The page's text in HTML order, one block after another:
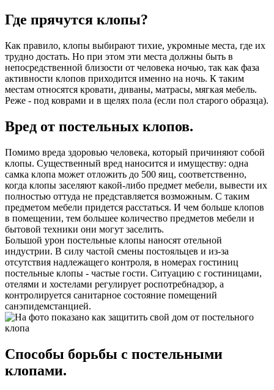
Где прячутся клопы?
Как правило, клопы выбирают тихие, укромные места, где их
трудно достать. Но при этом эти места должны быть в
непосредственной близости от человека ночью, так как фаза
активности клопов приходится именно на ночь. К таким
местам относятся кровати, диваны, матрасы, мягкая мебель.
Реже - под коврами и в щелях пола (если пол старого образца).
Вред от постельных клопов.
Помимо вреда здоровью человека, который причиняют собой
клопы. Существенный вред наносится и имуществу: одна
самка клопа может отложить до 500 яиц, соответственно,
когда клопы заселяют какой-либо предмет мебели, вывести их
полностью оттуда не представляется возможным. С таким
предметом мебели придется расстаться. И чем больше клопов
в помещении, тем большее количество предметов мебели и
бытовой техники они могут заселить.
Большой урон постельные клопы наносят отельной
индустрии. В силу частой смены постояльцев и из-за
отсутствия надлежащего контроля, в номерах гостиниц
постельные клопы - частые гости. Ситуацию с гостиницами,
отелями и хостелами регулирует роспотребнадзор, а
контролируется санитарное состояние помещений
санэпидемстанцией.
Способы борьбы с постельными
клопами.